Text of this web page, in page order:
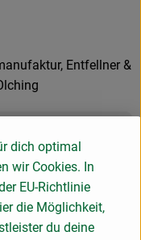
Entfellner &
dich optimal
wir Cookies. In
EU-Richtlinie
die Möglichkeit,
du deine